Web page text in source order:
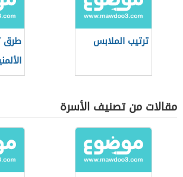
ترتيب الملابس
طرق
مقالات من تصنيف الأسرة